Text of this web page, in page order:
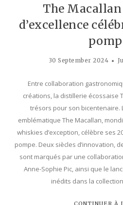
The Macallan
d’excellence
30 September 2024
Entre collaboration
créations, la distillerie écossaise
trésors pour son bicentenaire.
emblématique The Macallan,
whiskies d’exception, célèbre ses
pompe. Deux siècles d’innovation,
sont marqués par une
Anne-Sophie Pic, ainsi que le
inédits dans la collection
CONTINUER À